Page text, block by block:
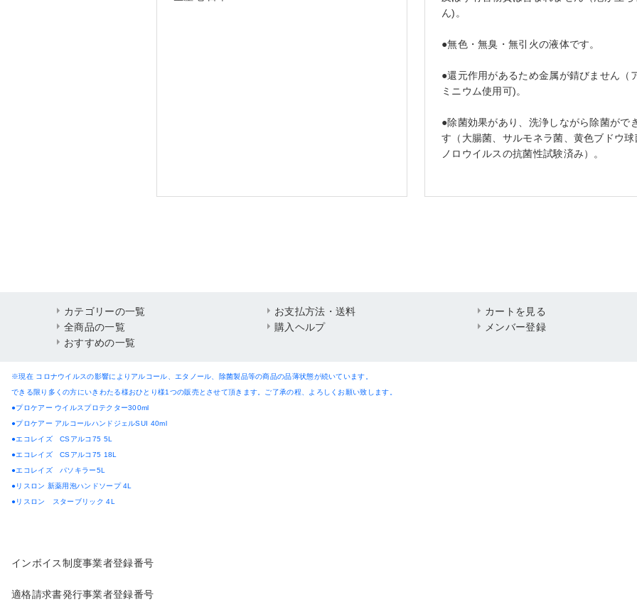
ん)。
●無色・無臭・無引火の液体です。
●還元作用があるため金属が錆びません（
ミニウム使用可)。
●除菌効果があり、洗浄しながら除菌がで
す（大腸菌、サルモネラ菌、黄色ブドウ球
ノロウイルスの抗菌性試験済み）。
カテゴリーの一覧
全商品の一覧
おすすめの一覧
お支払方法・送料
購入ヘルプ
カートを見る
メンバー登録
※現在 コロナウイルスの影響によりアルコール、エタノール、除菌製品等の商品の品薄状態が続いています。
できる限り多くの方にいきわたる様おひとり様1つの販売とさせて頂きます。ご了承の程、よろしくお願い致します。
●プロケアー ウイルスプロテクター300ml
●プロケアー アルコールハンドジェルSUI 40ml
●エコレイズ CSアルコ75 5L
●エコレイズ CSアルコ75 18L
●エコレイズ パソキラー5L
●リスロン 新薬用泡ハンドソープ 4L
●リスロン スターブリック 4L
インボイス制度事業者登録番号
適格請求書発行事業者登録番号